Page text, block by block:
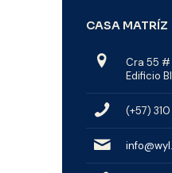
CASA MATRÍZ
Cra 55 #
Edificio
(+57)